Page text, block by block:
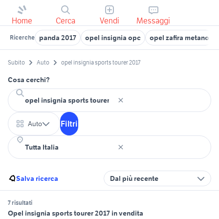
Home Cerca Vendi Messaggi
Ricerche panda 2017 opel insignia opc opel zafira metano
Subito Auto opel insignia sports tourer 2017
Cosa cerchi?
Auto Filtri
Salva ricerca Dal più recente
7 risultati
Opel insignia sports tourer 2017 in vendita